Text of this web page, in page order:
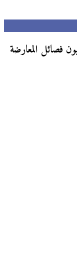
فصائل المعارضة